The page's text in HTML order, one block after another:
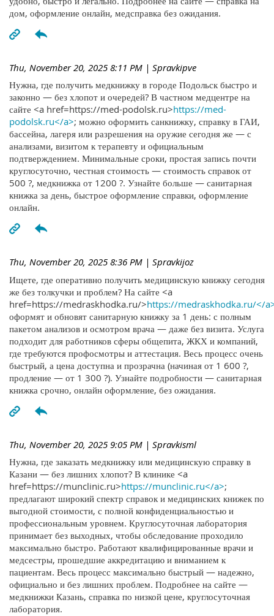
дом, оформление онлайн, медсправка без ожидания.
Thu, November 20, 2025 8:11 PM | Spravkipve
Нужна, где получить медкнижку в городе Подольск быстро и
законно — без хлопот и очередей? В частном медцентре на
сайте <a href=https://med-podolsk.ru>https://med-
podolsk.ru</a>; можно оформить санкнижку, справку в ГАИ,
бассейна, лагеря или разрешения на оружие сегодня же — с
анализами, визитом к терапевту и официальным
подтверждением. Минимальные сроки, простая запись почти
круглосуточно, честная стоимость — стоимость справок от
500 ?, медкнижка от 1200 ?. Узнайте больше — санитарная
книжка за день, быстрое оформление справки, оформление
онлайн.
Thu, November 20, 2025 8:36 PM | Spravkijoz
Ищете, где оперативно получить медицинскую книжку сегодня
же без толкучки и проблем? На сайте <a
href=https://medraskhodka.ru/>https://medraskhodka.ru/</
оформят и обновят санитарную книжку за 1 день: с полным
пакетом анализов и осмотром врача — даже без визита. Услуга
подходит для работников сферы общепита, ЖКХ и компаний,
где требуются профосмотры и аттестация. Весь процесс очень
быстрый, а цена доступна и прозрачна (начиная от 1 600 ?,
продление — от 1 300 ?). Узнайте подробности — санитарная
книжка срочно, онлайн оформление, без ожидания.
Thu, November 20, 2025 9:05 PM | Spravkisml
Нужна, где заказать медкнижку или медицинскую справку в
Казани — без лишних хлопот? В клинике <a
href=https://munclinic.ru>https://munclinic.ru</a>;
предлагают широкий спектр справок и медицинских книжек по
выгодной стоимости, с полной конфиденциальностью и
профессиональным уровнем. Круглосуточная лаборатория
принимает без выходных, чтобы обследование проходило
максимально быстро. Работают квалифицированные врачи и
медсестры, прошедшие аккредитацию и вниманием к
пациентам. Весь процесс максимально быстрый — надежно,
официально и без лишних проблем. Подробнее на сайте —
медкнижки Казань, справка по низкой цене, круглосуточная
лаборатория.